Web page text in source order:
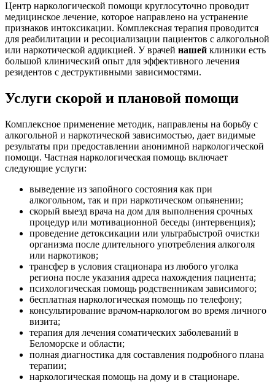
Центр наркологической помощи круглосуточно проводит
медицинское лечение, которое направлено на устранение
признаков интоксикации. Комплексная терапия проводится
для реабилитации и ресоциализации пациентов с алкогольной
или наркотической аддикцией. У врачей нашей клиники есть
большой клинический опыт для эффективного лечения
резидентов с деструктивными зависимостями.
Услуги скорой и плановой помощи
Комплексное применение методик, направлены на борьбу с
алкогольной и наркотической зависимостью, дает видимые
результаты при предоставлении анонимной наркологической
помощи. Частная наркологическая помощь включает
следующие услуги:
выведение из запойного состояния как при
алкогольном, так и при наркотическом опьянении;
скорый выезд врача на дом для выполнения срочных
процедур или мотивационной беседы (интервенция);
проведение детоксикации или ультрабыстрой очистки
организма после длительного употребления алкоголя
или наркотиков;
трансфер в условия стационара из любого уголка
региона после указания адреса нахождения пациента;
психологическая помощь родственникам зависимого;
бесплатная наркологическая помощь по телефону;
консультирование врачом-наркологом во время личного
визита;
терапия для лечения соматических заболеваний в
Беломорске и области;
полная диагностика для составления подробного плана
терапии;
наркологическая помощь на дому и в стационаре.